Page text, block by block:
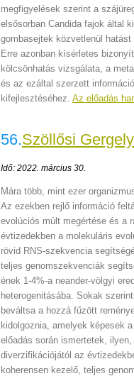
megfigyelések szerint a
elsősorban Candida fajok által
gombasejtek közvetlenül
Erre azonban kísérletes
kölcsönhatás vizsgálata, a
és az ezáltal szerzett
kifejlesztéséhez. Az előadás
56.Szöllősi
Idő: 2022. március 30.
Mára több, mint ezer
Az ezekben rejlő információ
evolúciós múlt megértése és a
évtizedekben a molekuláris
rövid RNS-szekvencia
teljes genomszekvenciák
ének 1-4%-a neander-völgyi
heterogenitásába. Sokak
beváltsa a hozzá fűzött
kidolgoznia, amelyek képesek
előadás során ismertetek,
diverzifikációjától az
koherensen kezelő, teljes